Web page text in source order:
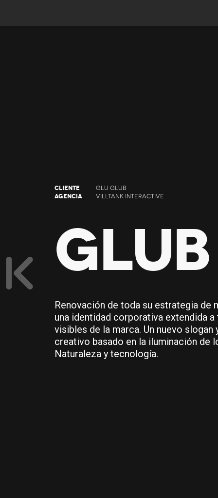
CLIENTE GLU GLUB
AGENCIA VILLTANK INTERACTIVE
Renovación de toda su estrategia de
una identidad corporativa extendida
visibles de la marca. Un nuevo
creativo basado en la iluminación de
Naturaleza y tecnología.